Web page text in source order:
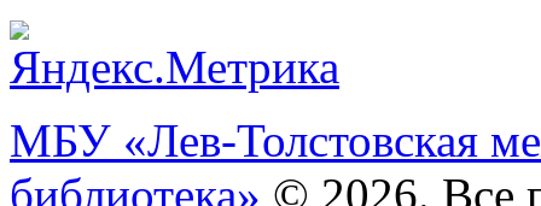
МБУ «Лев-Толстовская
библиотека» © 2026. Все